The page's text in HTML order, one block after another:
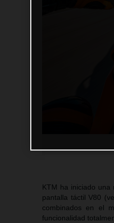
KTM ha iniciado una
pantalla táctil V80
combinados en el
funcionalidad